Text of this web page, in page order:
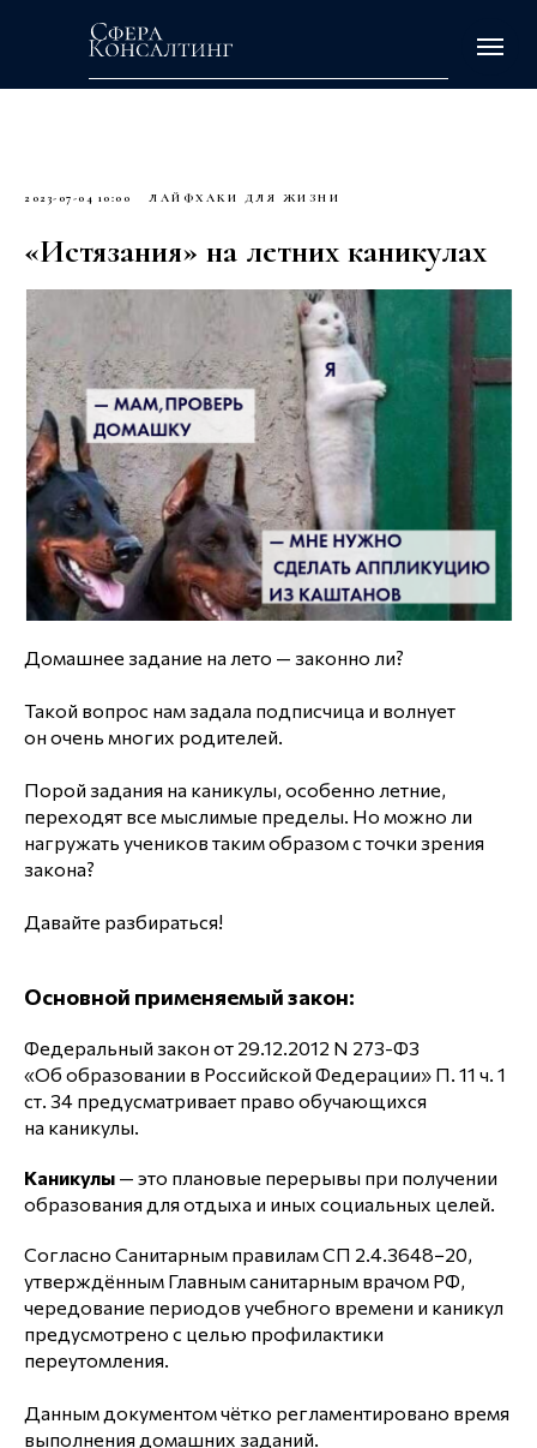
2023-07-04 10:00 ЛАЙФХАКИ ДЛЯ ЖИЗНИ
«Истязания» на летних каникулах
Домашнее задание на лето — законно ли?
Такой вопрос нам задала подписчица и волнует
он очень многих родителей.
Порой задания на каникулы, особенно летние,
переходят все мыслимые пределы. Но можно ли
нагружать учеников таким образом с точки зрения
закона?
Давайте разбираться!
Основной применяемый закон:
Федеральный закон от 29.12.2012 N 273-ФЗ
«Об образовании в Российской Федерации» П. 11 ч. 1
ст. 34 предусматривает право обучающихся
на каникулы.
Каникулы — это плановые перерывы при получении
образования для отдыха и иных социальных целей.
Согласно Санитарным правилам СП 2.4.3648−20,
утверждённым Главным санитарным врачом РФ,
чередование периодов учебного времени и каникул
предусмотрено с целью профилактики
переутомления.
Данным документом чётко регламентировано время
выполнения домашних заданий.